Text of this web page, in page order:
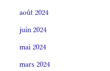
août 2024
juin 2024
mai 2024
mars 2024